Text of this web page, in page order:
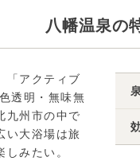
八幡温泉の
「アクティブ
透明・無味無
九州市の中で
い大浴場は旅
みたい。